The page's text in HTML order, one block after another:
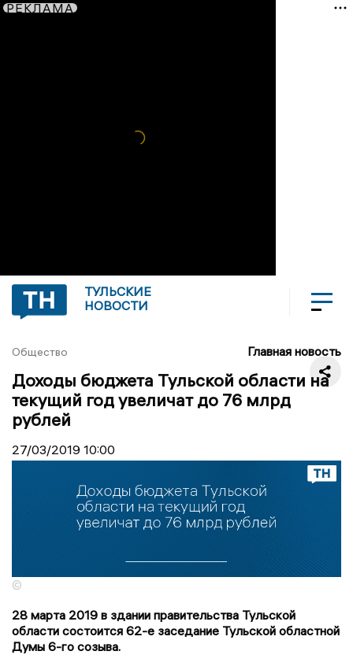
РЕКЛАМА
ТУЛЬСКИЕ
НОВОСТИ
Общество Главная новость
Доходы бюджета Тульской области на
текущий год увеличат до 76 млрд
рублей
27/03/2019 10:00
©
28 марта 2019 в здании правительства Тульской
области состоится 62-е заседание Тульской областной
Думы 6-го созыва.